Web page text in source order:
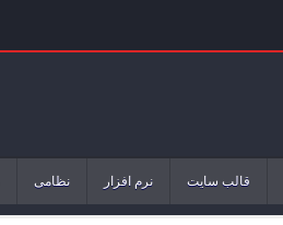
قالب سایت نرم افزار نظامی